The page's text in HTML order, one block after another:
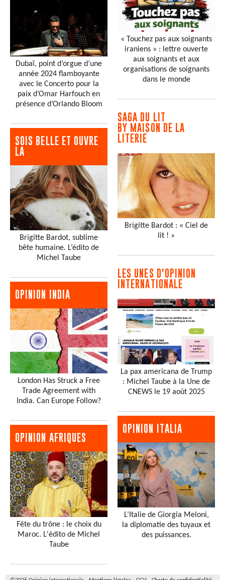
Dubaï, point d’orgue d’une
année 2024 flamboyante
avec le Concerto pour la
paix d’Omar Harfouch en
présence d’Orlando Bloom
SOIS BELLE ET OUVRE
LA
Brigitte Bardot, sublime
bête humaine. L’édito de
Michel Taube
OPINION INDIA
London Has Struck a Free
Trade Agreement with
India. Can Europe Follow?
OPINION AFRIQUES
Fête du trône : le choix du
Maroc. L'édito de Michel
Taube
« Touchez pas aux soignants
iraniens » : lettre ouverte
aux soignants et aux
organisations de soignants
dans le monde
SAGA DU LIT
BY MAISON DE LA
LITERIE
Brigitte Bardot : « Ciel de
lit ! »
LES UNES D'OPINION
INTERNATIONALE
La pax americana de Trump
: Michel Taube à la Une de
CNEWS le 19 août 2025
OPINION ITALIA
L’Italie de Giorgia Meloni,
la diplomatie des tuyaux et
des puissances.